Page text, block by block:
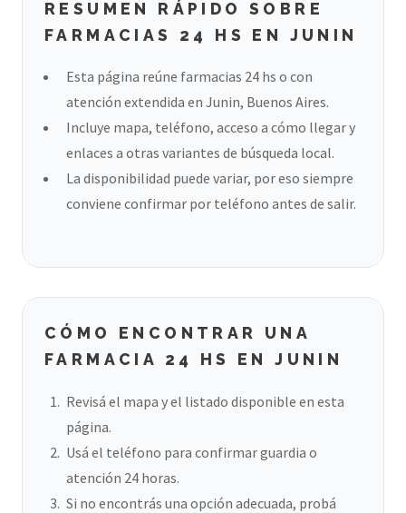
RESUMEN RÁPIDO SOBRE
FARMACIAS 24 HS EN JUNIN
Esta página reúne farmacias 24 hs o con
atención extendida en Junin, Buenos Aires.
Incluye mapa, teléfono, acceso a cómo llegar y
enlaces a otras variantes de búsqueda local.
La disponibilidad puede variar, por eso siempre
conviene confirmar por teléfono antes de salir.
CÓMO ENCONTRAR UNA
FARMACIA 24 HS EN JUNIN
Revisá el mapa y el listado disponible en esta
página.
Usá el teléfono para confirmar guardia o
atención 24 horas.
Si no encontrás una opción adecuada, probá